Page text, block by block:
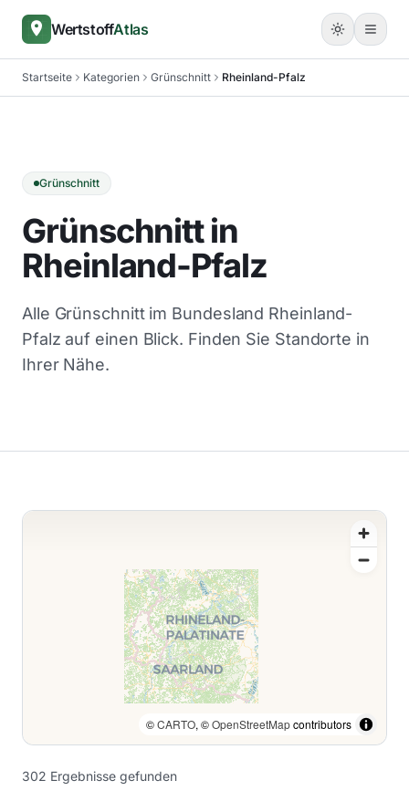
WertstoffAtlas
Startseite Kategorien Grünschnitt Rheinland-Pfalz
Grünschnitt
Grünschnitt in
Rheinland-Pfalz
Alle Grünschnitt im Bundesland Rheinland-
Pfalz auf einen Blick. Finden Sie Standorte in
Ihrer Nähe.
©CARTO, ©OpenStreetMapcontributors
302 Ergebnisse gefunden